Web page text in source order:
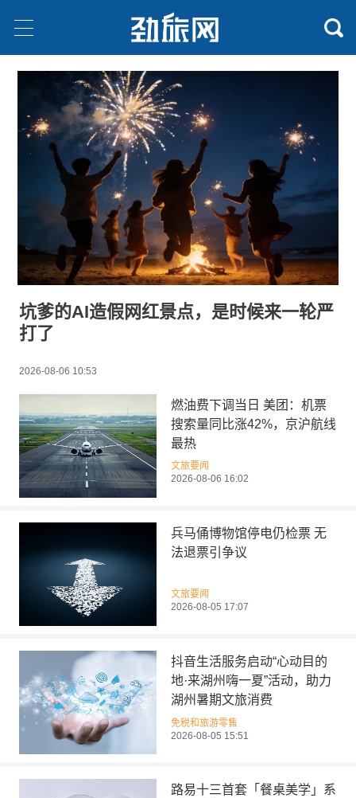
坑爹的AI造假网红景点，是时候来一轮严
打了
2026-08-06 10:53
燃油费下调当日 美团：机票
搜索量同比涨42%，京沪航线
最热
文旅要闻
2026-08-06 16:02
兵马俑博物馆停电仍检票 无
法退票引争议
文旅要闻
2026-08-05 17:07
抖音生活服务启动“心动目的
地·来湖州嗨一夏”活动，助力
湖州暑期文旅消费
免税和旅游零售
2026-08-05 15:51
路易十三首套「餐桌美学」系